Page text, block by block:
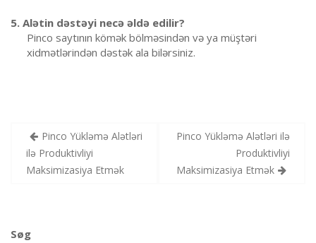
5. Alətin dəstəyi necə əldə edilir?
Pinco saytının kömək bölməsindən və ya müştəri
xidmətlərindən dəstək ala bilərsiniz.
Indlægsnavigation
Pinco Yükləmə Alətləri
ilə Produktivliyi
Maksimizasiya Etmək
Pinco Yükləmə Alətləri ilə
Produktivliyi
Maksimizasiya Etmək
Søg